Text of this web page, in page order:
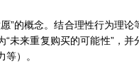
”的概念。结合理性行为理论
“未来重复购买的可能性”，
）。